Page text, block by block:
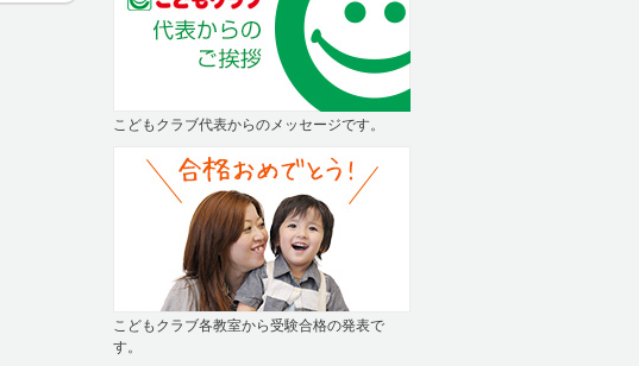
こどもクラブ代表からのメッセージです。
こどもクラブ各教室から受験合格の発表で
す。